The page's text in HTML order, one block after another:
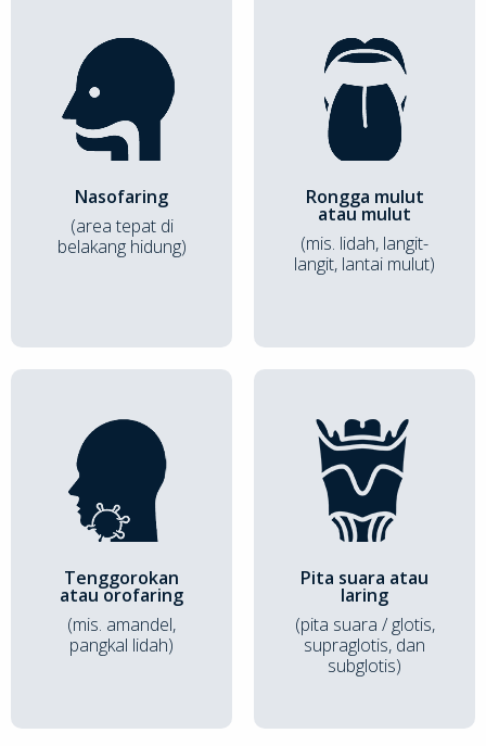
Nasofaring
(area tepat di
belakang hidung)
Rongga mulut
atau mulut
(mis. lidah, langit-
langit, lantai mulut)
Tenggorokan
atau orofaring
(mis. amandel,
pangkal lidah)
Pita suara atau
laring
(pita suara / glotis,
supraglotis, dan
subglotis)